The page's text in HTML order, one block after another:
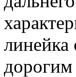
линейка